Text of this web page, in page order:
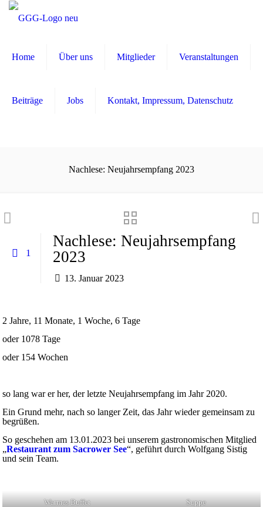
Home Über uns Mitglieder Veranstaltungen
Beiträge Jobs Kontakt, Impressum, Datenschutz
Nachlese: Neujahrsempfang 2023
1
Nachlese: Neujahrsempfang
2023
13. Januar 2023
2 Jahre, 11 Monate, 1 Woche, 6 Tage
oder 1078 Tage
oder 154 Wochen
so lang war er her, der letzte Neujahrsempfang im Jahr 2020.
Ein Grund mehr, nach so langer Zeit, das Jahr wieder gemeinsam zu
begrüßen.
So geschehen am 13.01.2023 bei unserem gastronomischen Mitglied
„Restaurant zum Sacrower See“, geführt durch Wolfgang Sistig
und sein Team.
Warmes Buffet Suppe